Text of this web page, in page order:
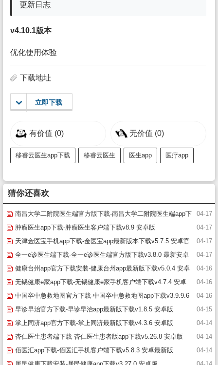
更新日志
v4.10.1版本
优化使用体验
下载地址
立即下载
有价值 (0) 无价值 (0)
移睿云医生app下载 移睿云医生 医生app 医疗app
猜你还喜欢
04-17
南昌大学二附院医生端官方版下载-南昌大学二附院医生端app下
载v1.3.2 安卓版
04-17
肿瘤医生app下载-肿瘤医生客户端下载v8.9 安卓版
04-17
天津金医宝手机app下载-金医宝app最新版本下载v5.7.5 安卓官
方版
04-17
全一e诊医生端下载-全一e诊医生端官方版下载v3.8.0 最新安卓
版
04-16
健康台州app官方下载安装-健康台州app最新版下载v5.0.4 安卓
版
04-16
无锡健康e家app下载-无锡健康e家手机客户端下载v4.7.4 安卓
版
04-16
中国卒中急救地图官方下载-中国卒中急救地图app下载v3.9.9.6
安卓版-附二维码
04-15
早诊早治官方下载-早诊早治app最新版下载v1.8.5 安卓版
04-14
掌上同济app官方下载-掌上同济最新版下载v4.3.6 安卓版
04-14
杏仁医生患者端下载-杏仁医生患者版app下载v5.26.8 安卓版
04-14
佰医汇app下载-佰医汇手机客户端下载v5.8.3 安卓最新版